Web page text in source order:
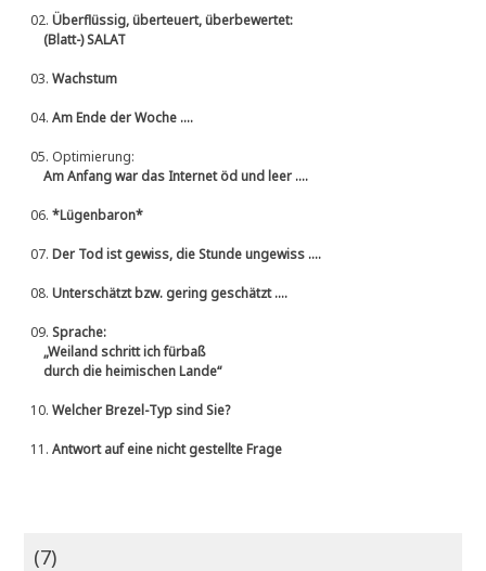
02.Überflüssig, überteuert, überbewertet:
(Blatt-) SALAT
03.Wachstum
04.Am Ende der Woche ....
05. Optimierung:
Am Anfang war das Internet öd und leer ....
06.*Lügenbaron*
07.Der Tod ist gewiss, die Stunde ungewiss ....
08.Unterschätzt bzw. gering geschätzt ....
09.Sprache:
„Weiland schritt ich fürbaß
durch die heimischen Lande“
10.Welcher Brezel-Typ sind Sie?
11.Antwort auf eine nicht gestellte Frage
(7)